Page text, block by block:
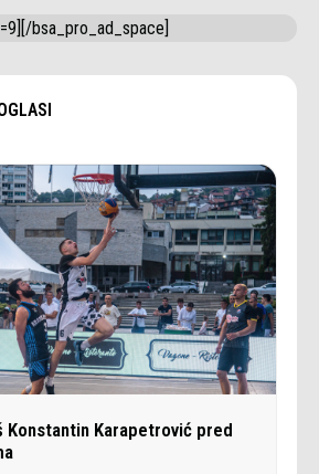
bsa_pro_ad_space]
Konstantin Karapetrović pred